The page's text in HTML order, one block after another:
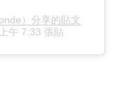
）分享的貼文
午 7:33 張貼